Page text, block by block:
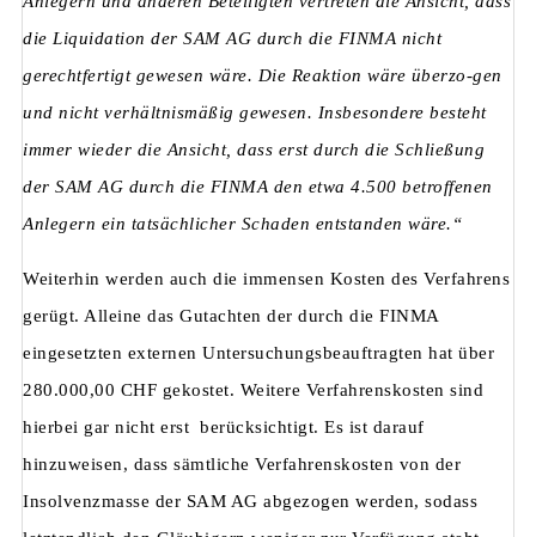
die Liquidation der SAM AG durch die FINMA nicht
gerechtfertigt gewesen wäre. Die Reaktion wäre überzo-gen
und nicht verhältnismäßig gewesen. Insbesondere besteht
immer wieder die Ansicht, dass erst durch die Schließung
der SAM AG durch die FINMA den etwa 4.500 betroffenen
Anlegern ein tatsächlicher Schaden entstanden wäre.“
Weiterhin werden auch die immensen Kosten des Verfahrens
gerügt. Alleine das Gutachten der durch die FINMA
eingesetzten externen Untersuchungsbeauftragten hat über
280.000,00 CHF gekostet. Weitere Verfahrenskosten sind
hierbei gar nicht erst berücksichtigt. Es ist darauf
hinzuweisen, dass sämtliche Verfahrenskosten von der
Insolvenzmasse der SAM AG abgezogen werden, sodass